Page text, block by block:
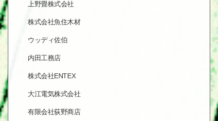
上野畳株式会社
株式会社魚住木材
ウッディ佐伯
内田工務店
株式会社ENTEX
大江電気株式会社
有限会社荻野商店